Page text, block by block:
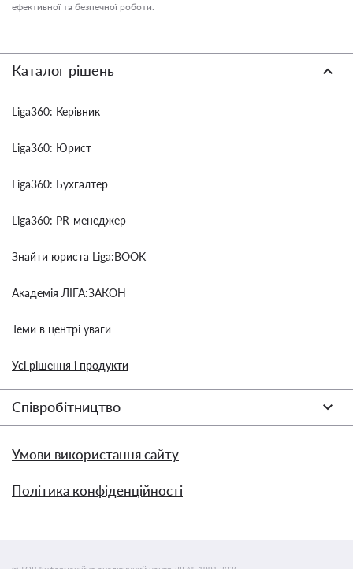
ефективної та безпечної роботи.
Каталог рішень
Liga360: Керівник
Liga360: Юрист
Liga360: Бухгалтер
Liga360: PR-менеджер
Знайти юриста Liga:BOOK
Академія ЛІГА:ЗАКОН
Теми в центрі уваги
Усі рішення і продукти
Співробітництво
Умови використання сайту
Політика конфіденційності